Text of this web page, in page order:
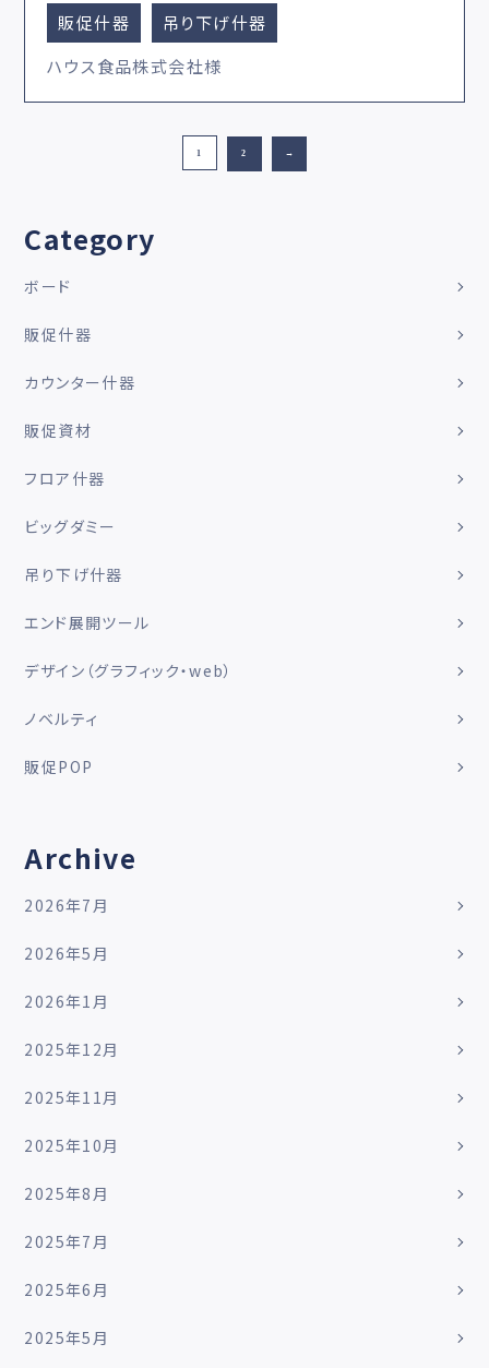
販促什器
吊り下げ什器
ハウス食品株式会社様
1 2 →
Category
ボード
販促什器
カウンター什器
販促資材
フロア什器
ビッグダミー
吊り下げ什器
エンド展開ツール
デザイン（グラフィック・web）
ノベルティ
販促POP
Archive
2026年7月
2026年5月
2026年1月
2025年12月
2025年11月
2025年10月
2025年8月
2025年7月
2025年6月
2025年5月